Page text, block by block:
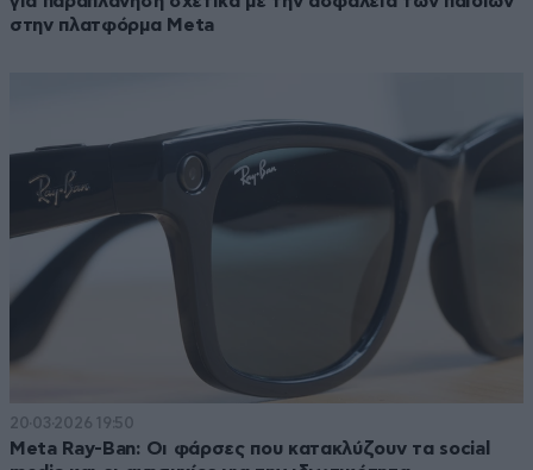
στην πλατφόρμα Meta
20·03·2026 19:50
Meta Ray-Ban: Οι φάρσες που κατακλύζουν τα social